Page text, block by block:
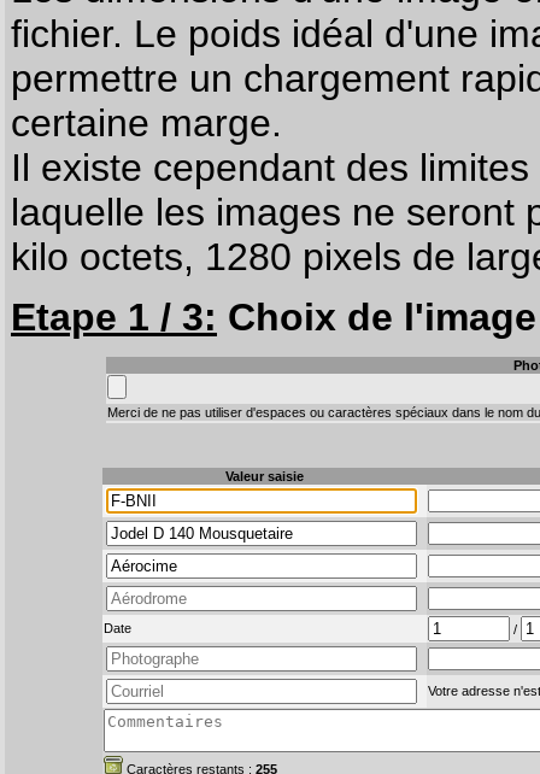
fichier. Le poids idéal d'une
permettre un chargement
certaine marge.
Il existe cependant des
laquelle les images ne seront
kilo octets, 1280 pixels de
Etape 1 / 3: Choix de
Merci de ne pas utiliser d'espaces ou caractères spéciaux dans le nom
Valeur saisie
Date /
Votre adresse
Caractères restants : 255